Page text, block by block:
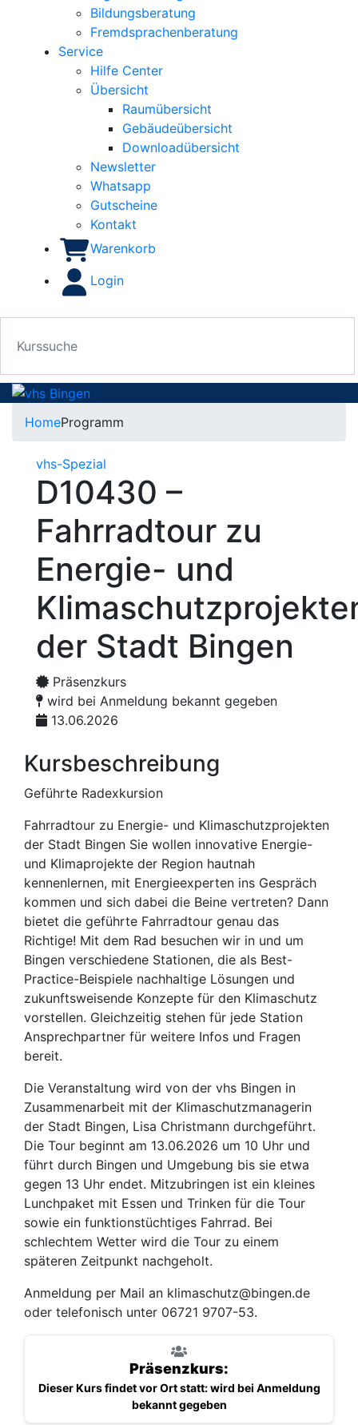
Bildungsberatung
Fremdsprachenberatung
Service
Hilfe Center
Übersicht
Raumübersicht
Gebäudeübersicht
Downloadübersicht
Newsletter
Whatsapp
Gutscheine
Kontakt
Warenkorb
Login
HomeProgramm
vhs-Spezial
D10430 –
Fahrradtour zu
Energie- und
der Stadt Bingen
Präsenzkurs
wird bei Anmeldung bekannt gegeben
13.06.2026
Kursbeschreibung
Geführte Radexkursion
Fahrradtour zu Energie- und Klimaschutzprojekten
der Stadt Bingen Sie wollen innovative Energie-
und Klimaprojekte der Region hautnah
kennenlernen, mit Energieexperten ins Gespräch
kommen und sich dabei die Beine vertreten? Dann
bietet die geführte Fahrradtour genau das
Richtige! Mit dem Rad besuchen wir in und um
Bingen verschiedene Stationen, die als Best-
Practice-Beispiele nachhaltige Lösungen und
zukunftsweisende Konzepte für den Klimaschutz
vorstellen. Gleichzeitig stehen für jede Station
Ansprechpartner für weitere Infos und Fragen
bereit.
Die Veranstaltung wird von der vhs Bingen in
Zusammenarbeit mit der Klimaschutzmanagerin
der Stadt Bingen, Lisa Christmann durchgeführt.
Die Tour beginnt am 13.06.2026 um 10 Uhr und
führt durch Bingen und Umgebung bis sie etwa
gegen 13 Uhr endet. Mitzubringen ist ein kleines
Lunchpaket mit Essen und Trinken für die Tour
sowie ein funktionstüchtiges Fahrrad. Bei
schlechtem Wetter wird die Tour zu einem
späteren Zeitpunkt nachgeholt.
Anmeldung per Mail an klimaschutz@bingen.de
oder telefonisch unter 06721 9707-53.
Präsenzkurs:
Dieser Kurs findet vor Ort statt: wird bei Anmeldung
bekannt gegeben